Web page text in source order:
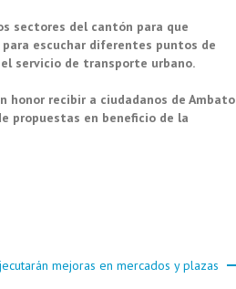
sectores del cantón para que
escuchar diferentes puntos de
servicio de transporte urbano.
honor recibir a ciudadanos de Ambato
propuestas en beneficio de la
mejoras en mercados y plazas